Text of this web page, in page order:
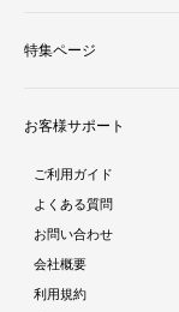
照明・ライト
ダイニング
ソファ・クッション
チェア・座椅子
デスク
ミラー・ドレッサー
特集ページ
人気商品ランキング
お客様サポート
ご利用ガイド
よくある質問
お問い合わせ
会社概要
利用規約